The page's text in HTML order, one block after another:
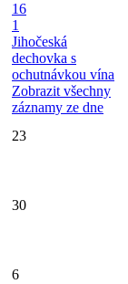
16
1
Jihočeská
dechovka s
ochutnávkou vína
Zobrazit všechny
záznamy ze dne
23
30
6